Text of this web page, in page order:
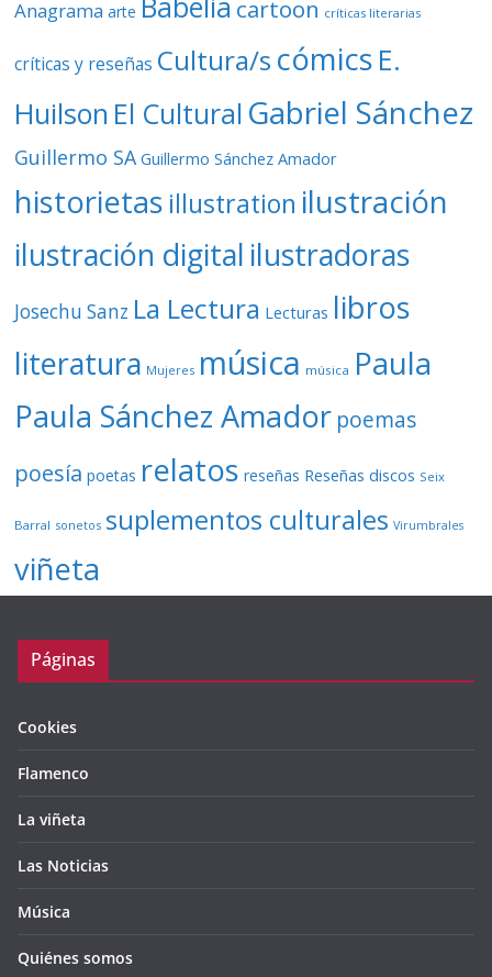
Anagrama arte Babelia cartoon críticas literarias
críticas y reseñas Cultura/s cómics E.
Huilson El Cultural Gabriel Sánchez
Guillermo SA Guillermo Sánchez Amador
historietas illustration ilustración
ilustración digital ilustradoras
Josechu Sanz La Lectura Lecturas libros
literatura Mujeres música música Paula
Paula Sánchez Amador poemas
poesía poetas relatos reseñas Reseñas discos Seix
Barral sonetos suplementos culturales Virumbrales
viñeta
Páginas
Cookies
Flamenco
La viñeta
Las Noticias
Música
Quiénes somos